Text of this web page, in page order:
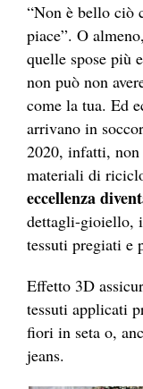
“Non è bello ciò
piace”. O
quelle spose più
non può non
come la tua. Ed
arrivano in
2020, infatti,
materiali di
eccellenza
dettagli-gioiello,
tessuti pregiati e
Effetto 3D
tessuti applicati
fiori in seta o,
jeans.